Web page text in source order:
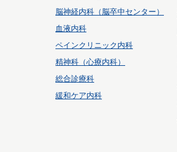
脳神経内科（脳卒中センター）
血液内科
ペインクリニック内科
精神科（心療内科）
総合診療科
緩和ケア内科